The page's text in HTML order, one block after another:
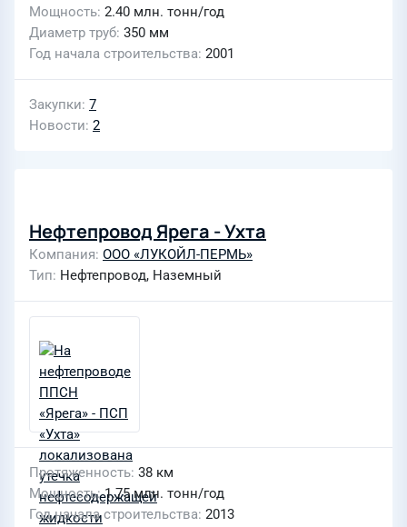
Мощность 2.40 млн. тонн/год
Диаметр труб 350 мм
Год начала строительства 2001
Закупки 7
Новости 2
Нефтепровод Ярега - Ухта
Компания ООО «ЛУКОЙЛ-ПЕРМЬ»
Тип Нефтепровод, Наземный
Протяженность 38 км
Мощность 1.75 млн. тонн/год
Год начала строительства 2013